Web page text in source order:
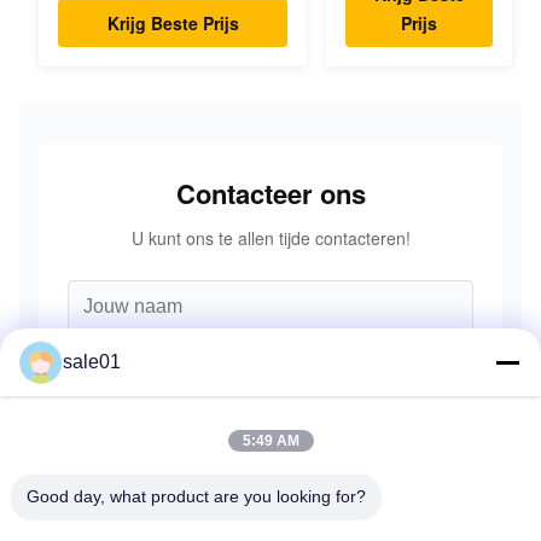
Dubbele Schijfpakket
Hoge Snelheid
Krijg Beste Prijs
Prijs
Contacteer ons
U kunt ons te allen tijde contacteren!
sale01
5:49 AM
Good day, what product are you looking for?